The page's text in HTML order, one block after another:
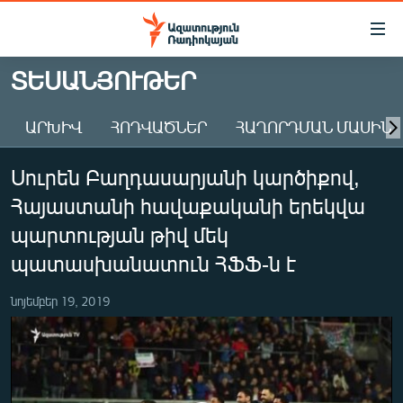
Մատչելիության
Անցնել
հիմնական
Անցնել
հիմնական
մենյուին
Որոնում
ԱԶԱՏՈՒԹՅՈՒՆ TV
ՀԱՅԱՍՏԱՆ
ԸՆՏՐՈՒԹՅՈՒՆՆԵՐ 2026
ԻՐԱՎՈՒՆՔ
ՀԱՍԱՐԱԿՈՒԹՅՈՒՆ
ՂԱՐԱԲԱՂ
ՊԱՏԵՐԱԶՄԻ 6 ՇԱԲԱԹՆԵՐԸ
ՏԱՐԱԾԱՇՐՋԱՆ
ՏԵՍԱՆՅՈՒԹԵՐ
ԱՐԽԻՎ ՀՈԴՎԱԾՆԵՐ ՀԱՂՈՐԴՄԱՆ ՄԱՍԻՆ
Սուրեն Բաղդասարյանի կարծիքով,
Հայաստանի հավաքականի երեկվա
պարտության թիվ մեկ
պատասխանատուն ՀՖՖ-ն է
նոյեմբեր 19, 2019